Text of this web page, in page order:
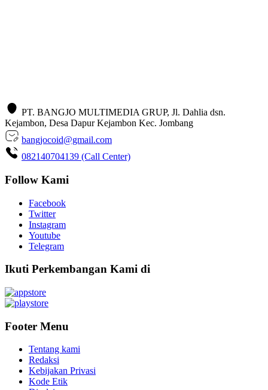
PT. BANGJO MULTIMEDIA GRUP, Jl. Dahlia dsn.
Kejambon, Desa Dapur Kejambon Kec. Jombang
bangjocoid@gmail.com
082140704139 (Call Center)
Follow Kami
Facebook
Twitter
Instagram
Youtube
Telegram
Ikuti Perkembangan Kami di
Footer Menu
Tentang kami
Redaksi
Kebijakan Privasi
Kode Etik